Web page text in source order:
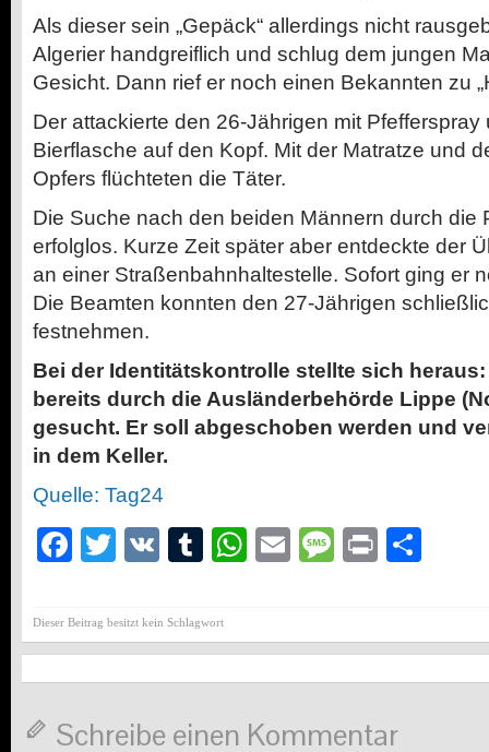
Als dieser sein „Gepäck“ allerdings nicht
Algerier handgreiflich und schlug dem jungen
Gesicht. Dann rief er noch einen Bekannten zu
Der attackierte den 26-Jährigen mit
Bierflasche auf den Kopf. Mit der Matratze und
Opfers flüchteten die Täter.
Die Suche nach den beiden Männern durch die
erfolglos. Kurze Zeit später aber entdeckte der
an einer Straßenbahnhaltestelle. Sofort ging er
Die Beamten konnten den 27-Jährigen
festnehmen.
Bei der Identitätskontrolle stellte sich
bereits durch die Ausländerbehörde Lippe
gesucht. Er soll abgeschoben werden und
in dem Keller.
Quelle: Tag24
Facebook
Twitter
VK Tumblr
WhatsApp
EmailMessage
Print
Dieser Beitrag besitzt kein Schlagwort
Schreibe einen Kommentar